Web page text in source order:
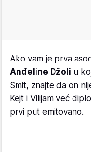
Ako vam je prva
Anđeline Džoli u
Smit, znajte da on
Kejt i Vilijam već
prvi put emitovano.